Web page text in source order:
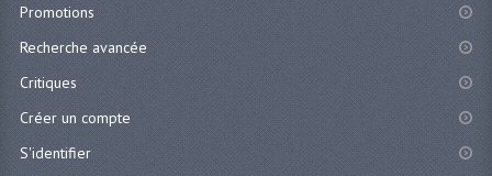
Promotions
Recherche avancée
Critiques
Créer un compte
S'identifier